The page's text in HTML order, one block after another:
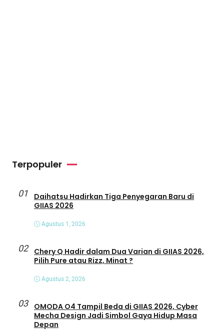
Terpopuler
01
Daihatsu Hadirkan Tiga Penyegaran Baru di
GIIAS 2026
Agustus 1, 2026
02
Chery Q Hadir dalam Dua Varian di GIIAS 2026,
Pilih Pure atau Rizz, Minat ?
Agustus 2, 2026
03
OMODA O4 Tampil Beda di GIIAS 2026, Cyber
Mecha Design Jadi Simbol Gaya Hidup Masa
Depan